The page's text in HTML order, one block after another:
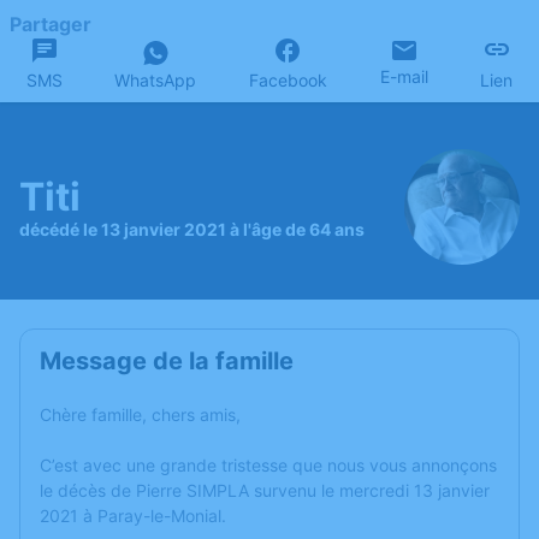
Partager
SMS WhatsApp Facebook E-mail Lien
Titi
décédé le 13 janvier 2021 à l'âge de 64 ans
Message de la famille
Chère famille, chers amis,
C’est avec une grande tristesse que nous vous annonçons
le décès de Pierre SIMPLA survenu le mercredi 13 janvier
2021 à Paray-le-Monial.